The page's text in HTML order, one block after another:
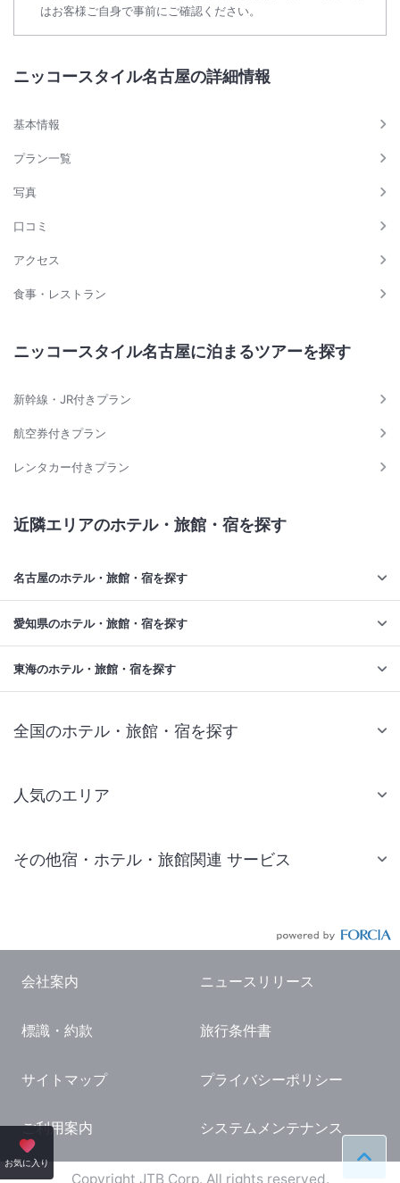
はお客様ご自身で事前にご確認ください。
お気に入り ペー
ニッコースタイル名古屋の詳細情報
基本情報
プラン一覧
写真
口コミ
アクセス
食事・レストラン
ニッコースタイル名古屋に泊まるツアーを探す
新幹線・JR付きプラン
航空券付きプラン
レンタカー付きプラン
近隣エリアのホテル・旅館・宿を探す
名古屋のホテル・旅館・宿を探す
愛知県のホテル・旅館・宿を探す
東海のホテル・旅館・宿を探す
全国のホテル・旅館・宿を探す
人気のエリア
仙台 ホテル
東京ドーム ホテル
横浜 ホテル
熱海 ホテル
京都 ホテル
大阪 ホテル
その他宿・ホテル・旅館関連 サービス
国内観光ガイド
旅行・観光情報
会社案内 ニュースリリース
標識・約款 旅行条件書
サイトマップ プライバシーポリシー
ご利用案内 システムメンテナンス
Copyright JTB Corp. All rights reserved.